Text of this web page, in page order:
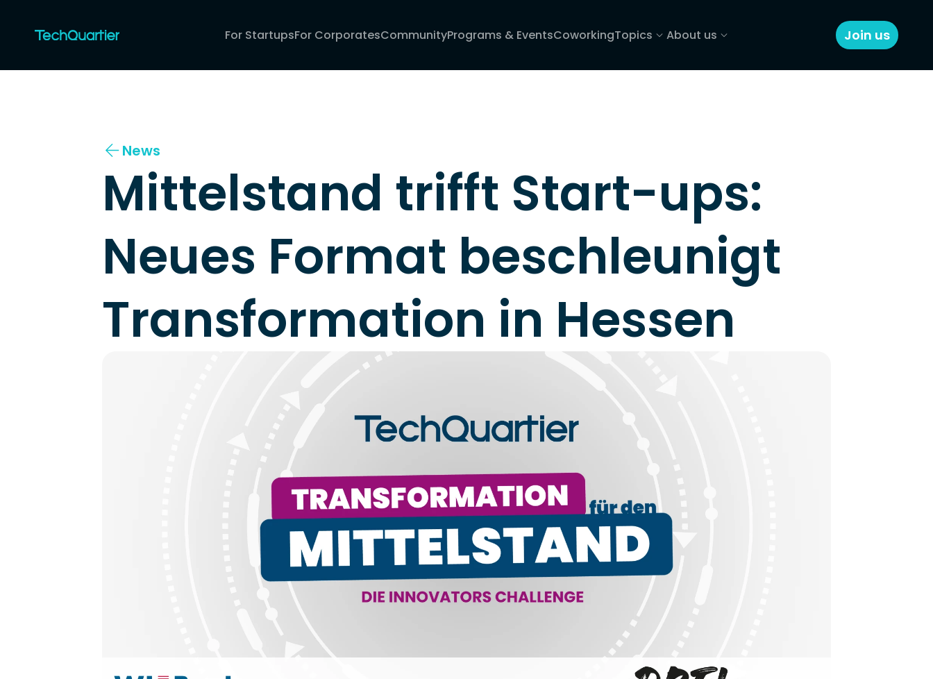
For StartupsFor CorporatesCommunityPrograms & EventsCoworkingTopics About us Join us
News
Mittelstand trifft Start-ups:
Neues Format beschleunigt
Transformation in Hessen